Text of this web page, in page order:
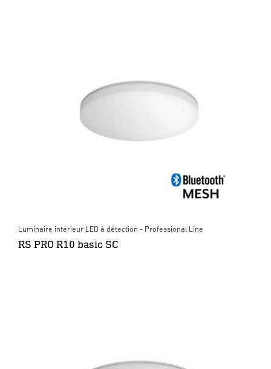
Luminaire intérieur LED à détection - Professional Line
RS PRO R10 basic SC